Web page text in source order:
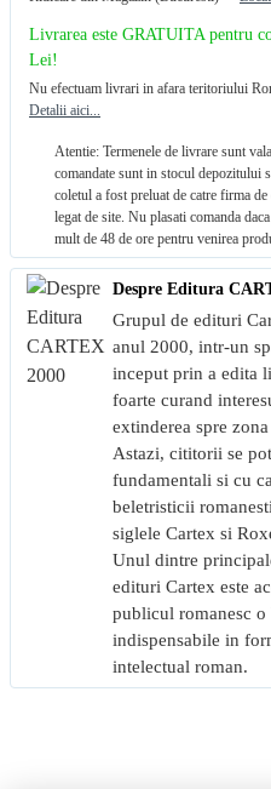
Livrarea este GRATUITA pentru
Lei!
Nu efectuam livrari in afara teritoriului
Detalii aici...
Atentie: Termenele de livrare sunt
comandate sunt in stocul depozitului
coletul a fost preluat de catre firma
legat de site. Nu plasati comanda
mult de 48 de ore pentru venirea
Despre Editura
Grupul de edituri
anul 2000, intr-un
inceput prin a edita
foarte curand
extinderea spre
Astazi, cititorii se
fundamentali si cu
beletristicii
siglele Cartex si
Unul dintre
edituri Cartex este
publicul romanesc
indispensabile in
intelectual roman.